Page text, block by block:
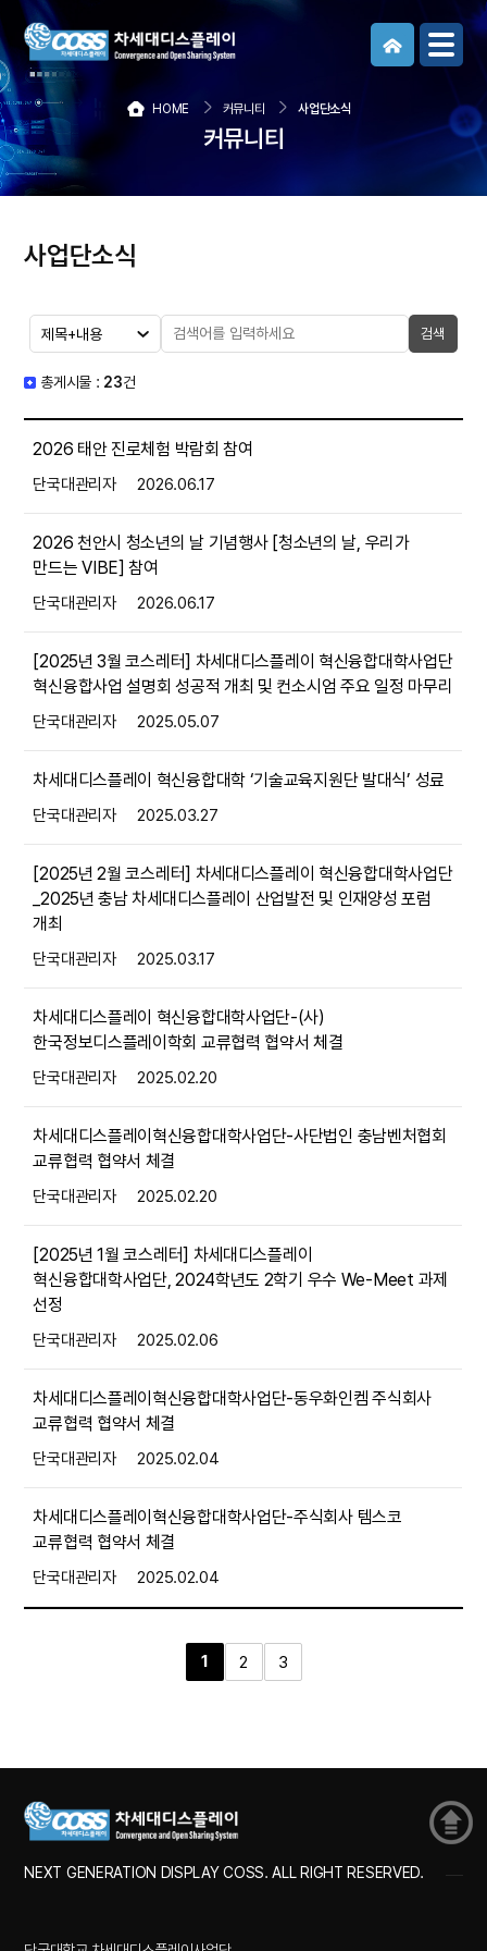
메뉴보기
HOME 커뮤니티 사업단소식
커뮤니티
사업단소식
총게시물 : 23건
검색
2026 태안 진로체험 박람회 참여
단국대관리자 2026.06.17
2026 천안시 청소년의 날 기념행사 [청소년의 날, 우리가
만드는 VIBE] 참여
단국대관리자 2026.06.17
[2025년 3월 코스레터] 차세대디스플레이 혁신융합대학사업단
혁신융합사업 설명회 성공적 개최 및 컨소시엄 주요 일정 마무리
단국대관리자 2025.05.07
차세대디스플레이 혁신융합대학 ‘기술교육지원단 발대식’ 성료
단국대관리자 2025.03.27
[2025년 2월 코스레터] 차세대디스플레이 혁신융합대학사업단
_2025년 충남 차세대디스플레이 산업발전 및 인재양성 포럼
개최
단국대관리자 2025.03.17
차세대디스플레이 혁신융합대학사업단-(사)
한국정보디스플레이학회 교류협력 협약서 체결
단국대관리자 2025.02.20
차세대디스플레이혁신융합대학사업단-사단법인 충남벤처협회
교류협력 협약서 체결
단국대관리자 2025.02.20
[2025년 1월 코스레터] 차세대디스플레이
혁신융합대학사업단, 2024학년도 2학기 우수 We-Meet 과제
선정
단국대관리자 2025.02.06
차세대디스플레이혁신융합대학사업단-동우화인켐 주식회사
교류협력 협약서 체결
단국대관리자 2025.02.04
차세대디스플레이혁신융합대학사업단-주식회사 템스코
교류협력 협약서 체결
단국대관리자 2025.02.04
1 2 3
NEXT GENERATION DISPLAY COSS. ALL RIGHT RESERVED.